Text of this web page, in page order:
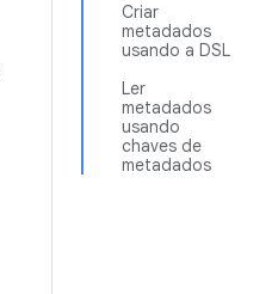
Criar
metadados
usando a DSL
Ler
metadados
usando
chaves de
metadados